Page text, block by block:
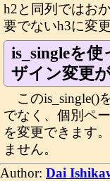
h2と同列ではお
要でないh3に変
is_singleを
ザイン変更
このis_single()
でなく、個別ペ
を変更できます
ません。
Author: Dai